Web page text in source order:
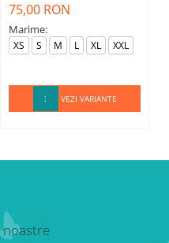
75,00 RON
Marime:
XS S M L XL XXL
VEZI VARIANTE